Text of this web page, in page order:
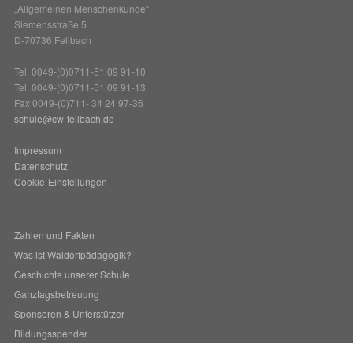
„Allgemeinen Menschenkunde“
Siemensstraße 5
D-70736 Fellbach
Tel. 0049-(0)0711-51 09 91-10
Tel. 0049-(0)0711-51 09 91-13
Fax 0049-(0)711- 34 24 97-36
schule@cw-fellbach.de
Impressum
Datenschutz
Cookie-Einstellungen
Zahlen und Fakten
Was ist Waldorfpädagogik?
Geschichte unserer Schule
Ganztagsbetreuung
Sponsoren & Unterstützer
Bildungsspender